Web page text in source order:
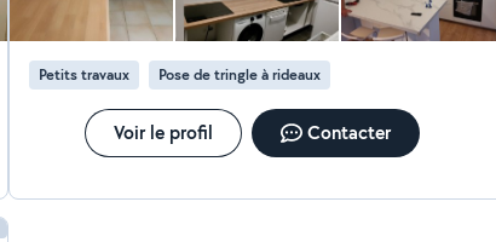
Petits travaux Pose de tringle à rideaux
Voir le profil Contacter